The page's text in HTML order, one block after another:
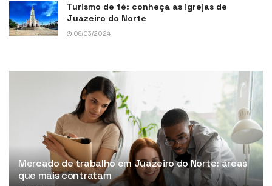
Turismo de fé: conheça as igrejas de
Juazeiro do Norte
08/03/2024
Mercado de trabalho em Juazeiro do Norte: áreas
que mais contratam